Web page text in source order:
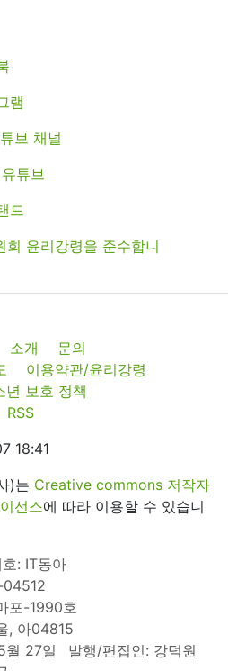
소개
문의
이용약관/윤리강령
년 보호 정책
RSS
18:41
)는 Creative commons 저작자
선스에 따라 이용할 수 있습니
: IT동아
04512
포-1990호
, 아04815
월 27일
발행/편집인: 강덕원